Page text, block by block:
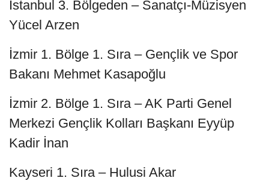
İstanbul 3. Bölgeden – Sanatçı-Müzisyen
Yücel Arzen
İzmir 1. Bölge 1. Sıra – Gençlik ve Spor
Bakanı Mehmet Kasapoğlu
İzmir 2. Bölge 1. Sıra – AK Parti Genel
Merkezi Gençlik Kolları Başkanı Eyyüp
Kadir İnan
Kayseri 1. Sıra – Hulusi Akar